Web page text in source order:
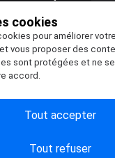
cookies
pour améliorer
vous proposer des
sont protégées et ne
accord.
Tout refuser
Tout accepter